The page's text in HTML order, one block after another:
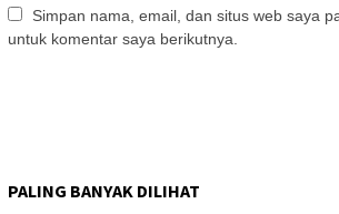
Simpan nama, email, dan situs web saya
untuk komentar saya berikutnya.
PALING BANYAK DILIHAT